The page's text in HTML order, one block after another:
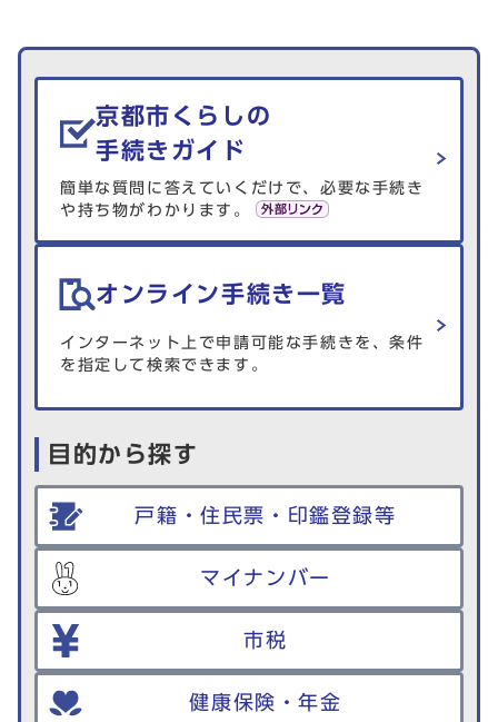
生活情報を探す
京都市くらしの
手続きガイド
簡単な質問に答えていくだけで、必要な手続き
や持ち物がわかります。
オンライン手続き一覧
インターネット上で申請可能な手続きを、条件
を指定して検索できます。
目的から探す
戸籍・住民票・印鑑登録等
マイナンバー
市税
健康保険・年金